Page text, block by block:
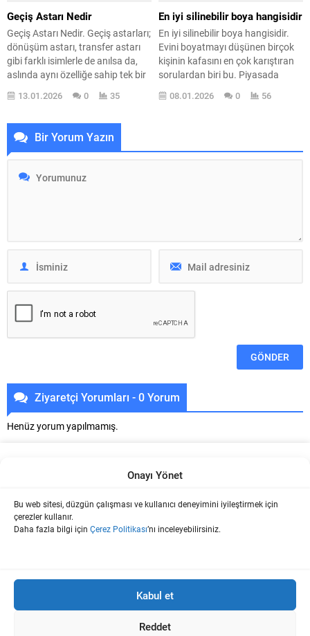
Onayı Yönet
Bu web sitesi, düzgün çalışması ve kullanıcı deneyimini iyileştirmek için
çerezler kullanır.
Daha fazla bilgi için Çerez Politikası’nı inceleyebilirsiniz.
Kabul et
Reddet
Geçiş Astarı Nedir
Geçiş Astarı Nedir. Geçiş astarları;
dönüşüm astarı, transfer astarı
gibi farklı isimlerle de anılsa da,
aslında aynı özelliğe sahip tek bir
astar türünü ifade eder. Bu
astarların tamamı, kapatma gücü
boya arasında bağlayıcı görev
üstlenen özel bir kimyasaldır.
Kullanım amaçları, içerdikleri
bileşenler ve...
13.01.2026 0 35
En iyi silinebilir boya hangisidir
En iyi silinebilir boya hangisidir.
Evini boyatmayı düşünen birçok
kişinin kafasını en çok karıştıran
sorulardan biri bu. Piyasada
“silinebilir” adıyla satılan pek çok
boya var ama hepsi gerçekten iz
08.01.2026 0 56
Bir Yorum Yazın
Ziyaretçi Yorumları - 0 Yorum
Henüz yorum yapılmamış.
Boya Ve İç dekorasyon Hakkında Teknik Bilgi Platformu.
www.uzmanboyacilar.com'a aittir. İzinsiz olarak kullanılması 5846
sayılı Fikir ve Sanat Eserleri Yasası'na göre suç sayılmaktadır.
Sitelerde veya herhangi bir şekilde internet ortamında yalnızca içeriğin
bir kısmı alıntılanabilir ve ilgili içeriğe bağlantı verme zorunludur. Yazılı